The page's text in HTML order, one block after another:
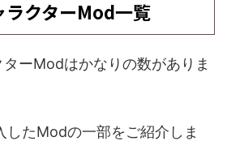
ラクターMod一覧
ターModはかなりの数がありま
したModの一部をご紹介しま